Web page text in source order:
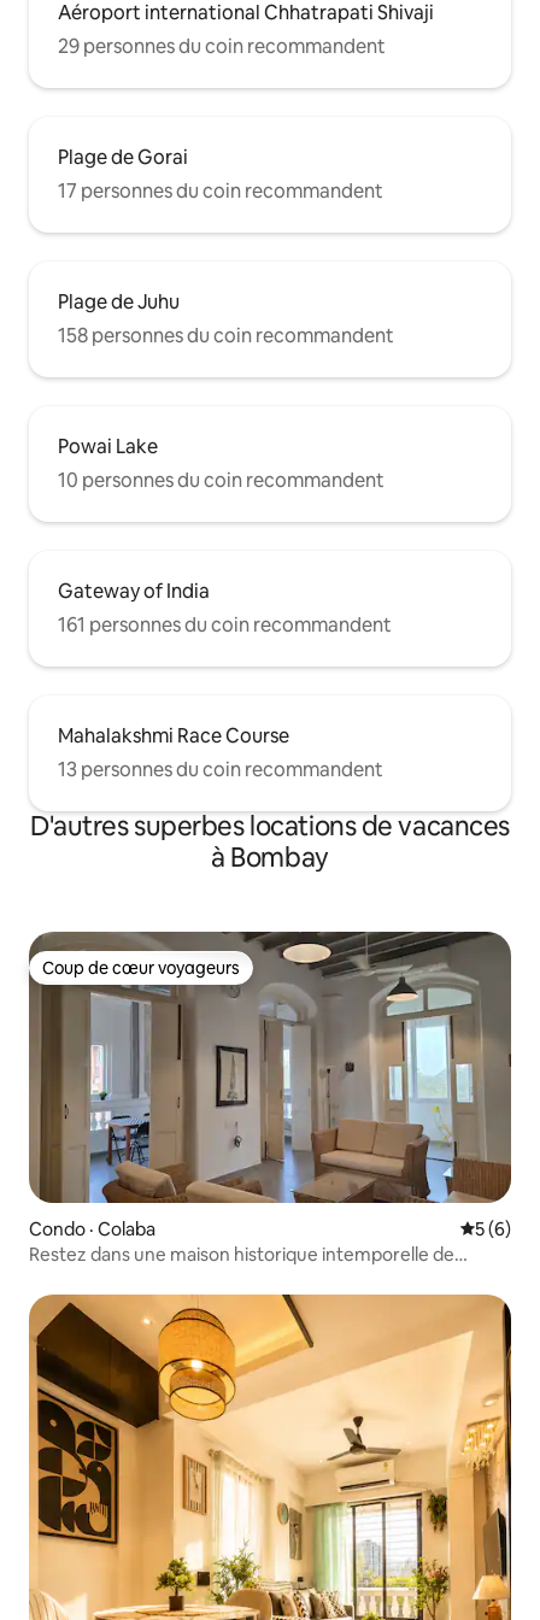
Aéroport international Chhatrapati Shivaji
29 personnes du coin recommandent
Plage de Gorai
17 personnes du coin recommandent
Plage de Juhu
158 personnes du coin recommandent
Powai Lake
10 personnes du coin recommandent
Gateway of India
161 personnes du coin recommandent
Mahalakshmi Race Course
13 personnes du coin recommandent
D'autres superbes locations de vacances
à Bombay
Coup de cœur voyageurs
Coup de cœur voyageurs
Condo · Colaba Note
5 (6)
Restez dans une maison historique intemporelle de